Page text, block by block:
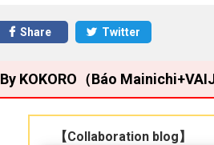
Share Twitter
By KOKORO（Báo
【Collaboration blog】